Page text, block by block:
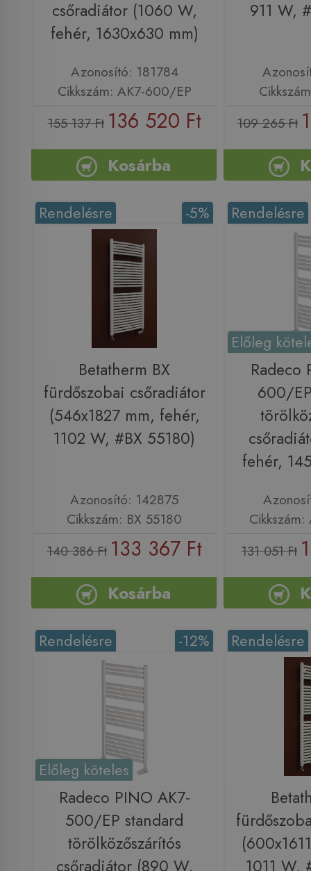
csőradiátor (1060 W,
fehér, 1630x630 mm)
Azonosító: 181784
Cikkszám: AK7-600/EP
155 137 Ft 136 520 Ft
Kosárba
911 W,
109 265 Ft
-5%
Rendelésre
Betatherm BX
fürdőszobai csőradiátor
(546x1827 mm, fehér,
1102 W, #BX 55180)
Azonosító: 142875
Cikkszám: BX 55180
140 386 Ft 133 367 Ft
Kosárba
Rendelésre
Előleg
Radeco
600/
fehér,
131 051 Ft
-12%
Rendelésre
Előleg köteles
Radeco PINO AK7-
500/EP standard
törölközőszárítós
csőradiátor (890 W,
Rendelésre
1011 W,